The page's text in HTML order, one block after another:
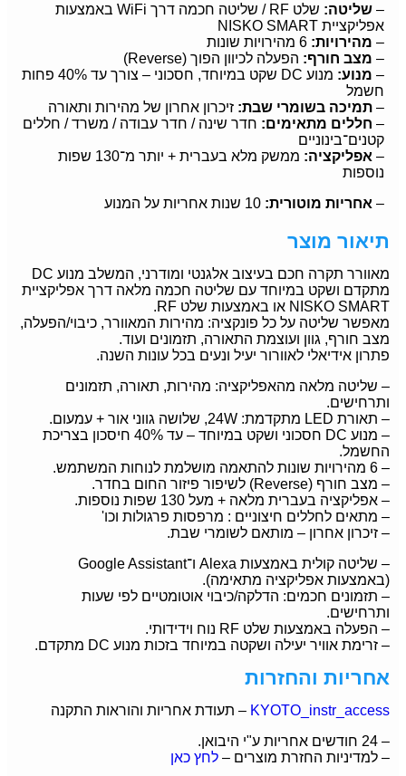
– שליטה:
שלט RF / שליטה חכמה דרך WiFi באמצעות
אפליקציית NISKO SMART
– מהירויות:
– מצב חורף: הפעלה לכיוון הפוך (Reverse)
– מנוע:
מנוע DC שקט במיוחד, חסכוני – צורך עד 40% פחות
חשמל
– תמיכה בשומרי שבת: זיכרון אחרון של מהירות ותאורה
– חללים מתאימים: חדר שינה / חדר עבודה / משרד / חללים
קטנים־בינוניים
– אפליקציה:
ממשק מלא בעברית + יותר מ־130 שפות
נוספות
– אחריות מוטורית:
תיאור מוצר
מאוורר תקרה חכם בעיצוב אלגנטי ומודרני, המשלב מנוע DC
מתקדם ושקט במיוחד עם שליטה חכמה מלאה דרך אפליקציית
NISKO SMART או באמצעות שלט RF.
מאפשר שליטה על כל פונקציה: מהירות המאוורר, כיבוי/הפעלה,
מצב חורף, גוון ועוצמת התאורה, תזמונים ועוד.
פתרון אידיאלי לאוורור יעיל ונעים בכל עונות השנה.
– שליטה מלאה מהאפליקציה: מהירות, תאורה, תזמונים
ותרחישים.
– תאורת LED מתקדמת: 24W, שלושה גווני אור + עמעום.
– מנוע DC חסכוני ושקט במיוחד – עד 40% חיסכון בצריכת
החשמל.
– 6 מהירויות שונות להתאמה מושלמת לנוחות המשתמש.
– מצב חורף (Reverse) לשיפור פיזור החום בחדר.
– אפליקציה בעברית מלאה + מעל 130 שפות נוספות.
– מתאים לחללים חיצוניים : מרפסות פרגולות וכו'
– זיכרון אחרון – מותאם לשומרי שבת.
– שליטה קולית באמצעות Alexa ו־Google Assistant
(באמצעות אפליקציה מתאימה).
– תזמונים חכמים: הדלקה/כיבוי אוטומטיים לפי שעות
ותרחישים.
– הפעלה באמצעות שלט RF נוח וידידותי.
– זרימת אוויר יעילה ושקטה במיוחד בזכות מנוע DC מתקדם.
אחריות והחזרות
KYOTO_instr_access – תעודת אחריות והוראות התקנה
– 24 חודשים אחריות ע"י היבואן.
– למדיניות החזרת מוצרים – לחץ כאן